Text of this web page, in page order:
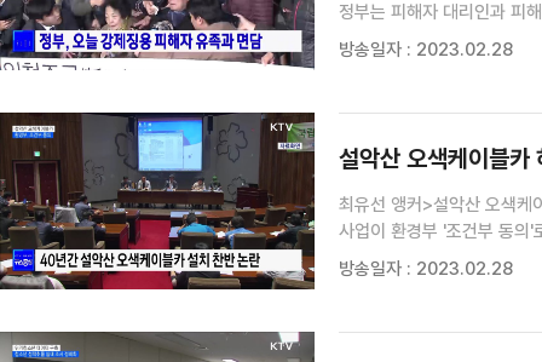
정부는 피해자 대리인과 피
강제징용 소송에 참여한 피
방송일자 : 2023.02.28
설악산 오색케이블카
최유선 앵커>설악산 오색케
사업이 환경부 '조건부 동의'
전하겠습니다.이혜진 기자>
방송일자 : 2023.02.28